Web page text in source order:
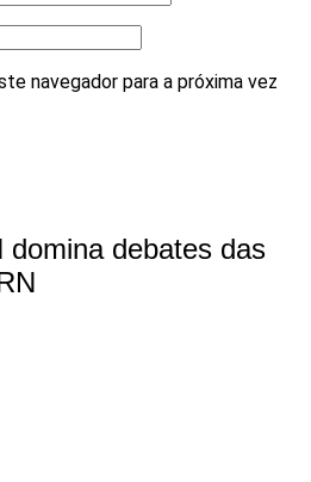
navegador para a próxima vez
domina debates das